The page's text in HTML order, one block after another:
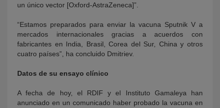
un único vector [Oxford-AstraZeneca]”.
“Estamos preparados para enviar la vacuna Sputnik V a
mercados internacionales gracias a acuerdos con
fabricantes en India, Brasil, Corea del Sur, China y otros
cuatro países”, ha concluido Dmitriev.
Datos de su ensayo clínico
A fecha de hoy, el RDIF y el Instituto Gamaleya han
anunciado en un comunicado haber probado la vacuna en